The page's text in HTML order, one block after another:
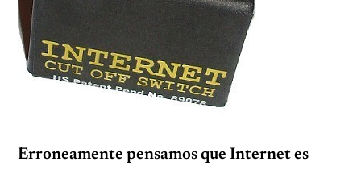
Erroneamente pensamos que Internet es